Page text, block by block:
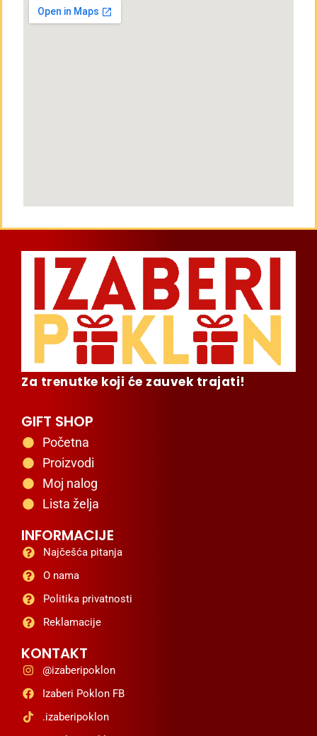
Za trenutke koji će zauvek trajati!
GIFT SHOP
Početna
Proizvodi
Moj nalog
Lista želja
INFORMACIJE
Najčešća pitanja
O nama
Politika privatnosti
Reklamacije
KONTAKT
@izaberipoklon
Izaberi Poklon FB
.izaberipoklon